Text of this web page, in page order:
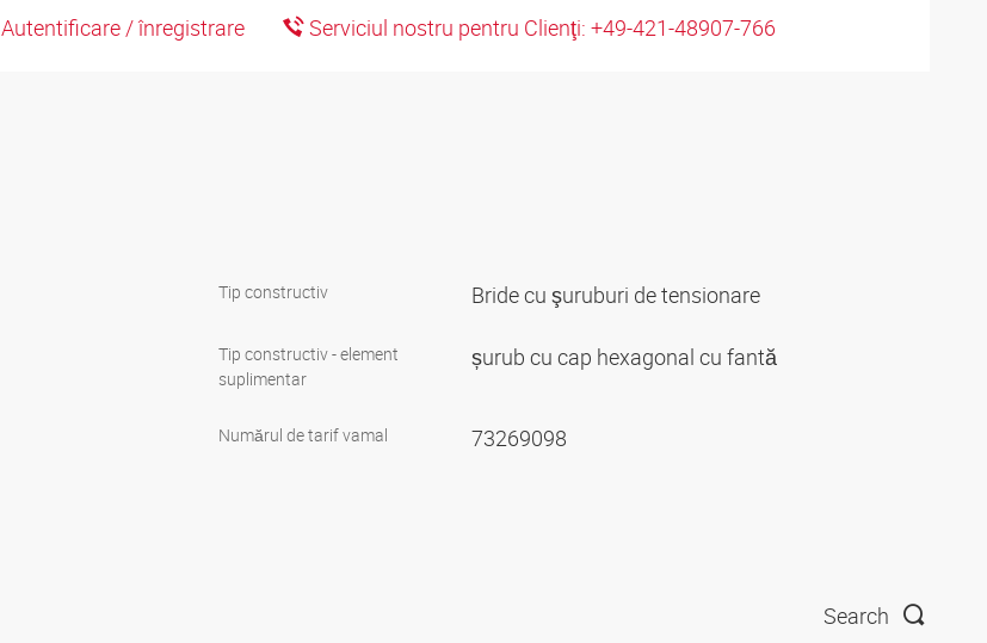
Autentificare / înregistrare
Serviciul nostru pentru Clienţi: +49-421-48907-766
Tip constructiv Bride cu şuruburi de tensionare
Tip constructiv - element
suplimentar
șurub cu cap hexagonal cu fantă
Numărul de tarif vamal 73269098
Search